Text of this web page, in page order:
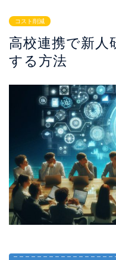
コスト削減
高校連携で新人
する方法